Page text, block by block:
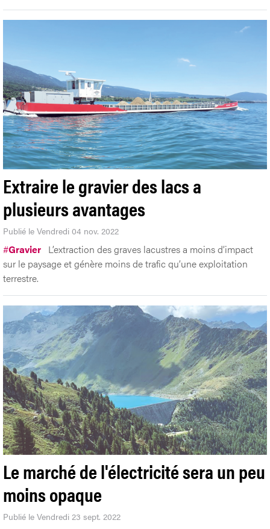
Extraire le gravier des lacs a
plusieurs avantages
Publié le Vendredi 04 nov. 2022
#Gravier L’extraction des graves lacustres a moins d’impact
sur le paysage et génère moins de trafic qu’une exploitation
terrestre.
Le marché de l'électricité sera un peu
moins opaque
Publié le Vendredi 23 sept. 2022